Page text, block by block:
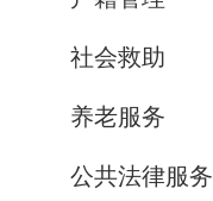
社会救助
养老服务
公共法律服务